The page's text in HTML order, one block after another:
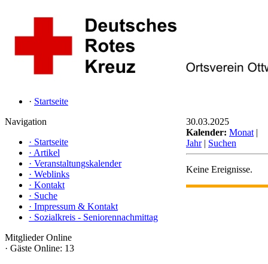
· Startseite
Navigation
· Startseite
· Artikel
· Veranstaltungskalender
· Weblinks
· Kontakt
· Suche
· Impressum & Kontakt
· Sozialkreis - Seniorennachmittag
Mitglieder Online
· Gäste Online: 13
30.03.2025
Kalender: Monat |
Jahr| Suchen
Keine Ereignisse.